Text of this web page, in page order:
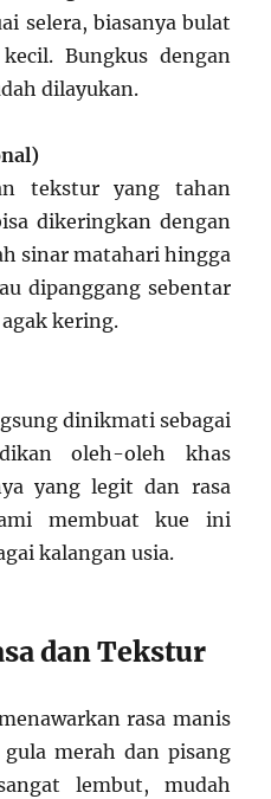
selera, biasanya bulat
Bungkus dengan
dilayukan.
tekstur yang tahan
dikeringkan dengan
sinar matahari hingga
dipanggang sebentar
kering.
dinikmati sebagai
oleh-oleh khas
yang legit dan rasa
membuat kue ini
kalangan usia.
dan Tekstur
rasa manis
merah dan pisang
lembut, mudah